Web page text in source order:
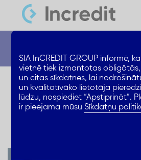
Naudas
ATLAIDI
SIA InCREDIT GROUP informē,
vietnē tiek izmantotas obligātās,
un citas sīkdatnes, lai
un kvalitatīvāko lietotāja
lūdzu, nospiediet “Apstiprināt”.
ir pieejama mūsuSīkdatņu